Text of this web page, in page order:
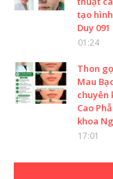
tạo
Duy 091
01:24
Thon
Mau
chuyên
Cao
khoa
17:01